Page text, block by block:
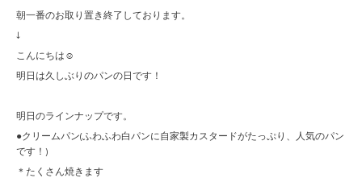
朝一番のお取り置き終了しております。
↓
こんにちは☺︎
明日は久しぶりのパンの日です！
明日のラインナップです。
●クリームパン(ふわふわ白パンに自家製カスタードがたっぷり、人気のパン
です！)
＊たくさん焼きます